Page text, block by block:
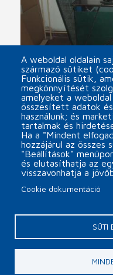
SIEBECK
A weboldal oldalain
származó sütiket
Funkcionális sütik,
megkönnyítését
amelyeket a
összesített adatok
használunk; és
tartalmak és
Ha a "Mindent
hozzájárul az összes
"Beállítások"
és elutasíthatja az
visszavonhatja a
Cookie dokumentáció
SÜTI
PätaCookie beállítások
Copyright ©